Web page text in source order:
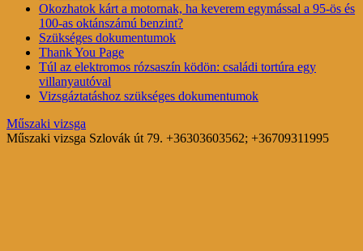
Okozhatok kárt a motornak, ha keverem egymással a 95-ös és
100-as oktánszámú benzint?
Szükséges dokumentumok
Thank You Page
Túl az elektromos rózsaszín ködön: családi tortúra egy
villanyautóval
Vizsgáztatáshoz szükséges dokumentumok
Műszaki vizsga
Műszaki vizsga Szlovák út 79. +36303603562; +36709311995